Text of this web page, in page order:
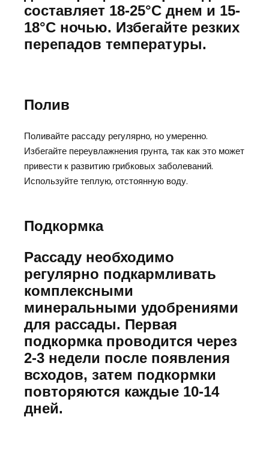
составляет 18-25°C днем и 15-
18°C ночью. Избегайте резких
перепадов температуры.
Полив
Поливайте рассаду регулярно, но умеренно.
Избегайте переувлажнения грунта, так как это может
привести к развитию грибковых заболеваний.
Используйте теплую, отстоянную воду.
Подкормка
Рассаду необходимо
регулярно подкармливать
комплексными
минеральными удобрениями
для рассады. Первая
подкормка проводится через
2-3 недели после появления
всходов, затем подкормки
повторяются каждые 10-14
дней.